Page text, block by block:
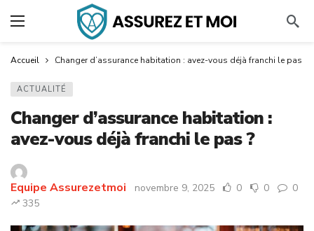
Accueil Changer d’assurance habitation : avez-vous déjà franchi le pas ?
ACTUALITÉ
Changer d’assurance habitation :
avez-vous déjà franchi le pas ?
Equipe Assurezetmoi novembre 9, 2025 0 0
0
335